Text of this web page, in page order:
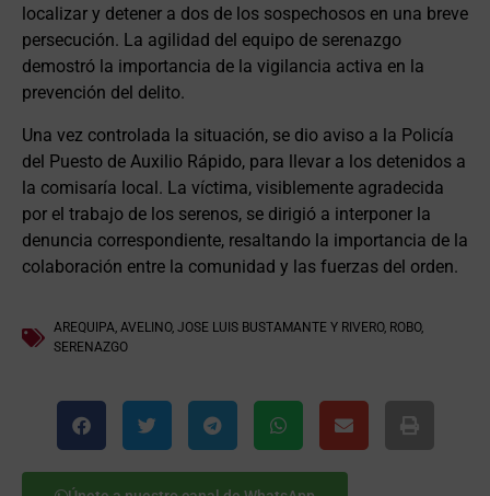
localizar y detener a dos de los sospechosos en una breve
persecución. La agilidad del equipo de serenazgo
demostró la importancia de la vigilancia activa en la
prevención del delito.
Una vez controlada la situación, se dio aviso a la Policía
del Puesto de Auxilio Rápido, para llevar a los detenidos a
la comisaría local. La víctima, visiblemente agradecida
por el trabajo de los serenos, se dirigió a interponer la
denuncia correspondiente, resaltando la importancia de la
colaboración entre la comunidad y las fuerzas del orden.
AREQUIPA, AVELINO, JOSE LUIS BUSTAMANTE Y RIVERO, ROBO,
SERENAZGO